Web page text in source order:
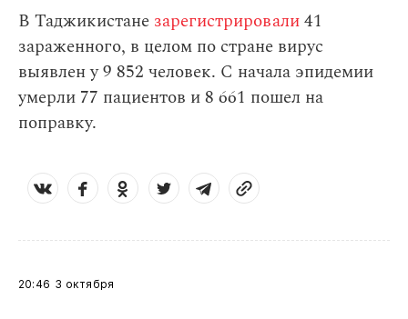
В Таджикистане зарегистрировали41
зараженного, в целом по стране вирус
выявлен у 9 852 человек. С начала эпидемии
умерли 77 пациентов и 8 661 пошел на
поправку.
20:46 3 октября